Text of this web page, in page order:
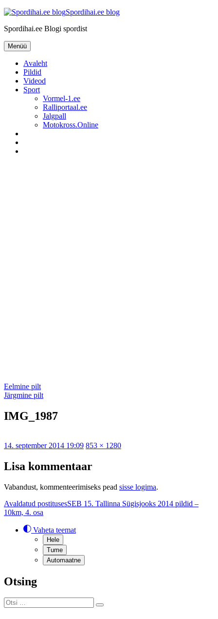
Liigu
juurde
Spordihai.ee blog
Spordihai.ee Blogi spordist
Menüü
Avaleht
Pildid
Videod
Sport
Vormel-1.ee
Ralliportaal.ee
Jalgpall
Motokross.Online
Eelmine pilt
Järgmine pilt
IMG_1987
Postitatud
14. september 2014 19:09 Täissuurus
853 × 1280
Lisa kommentaar
Vabandust, kommenteerimiseks pead sisse logima.
Navigeerimine
Avaldatud postitusesSEB 15. Tallinna Sügisjooks 2014 pildid –
10km, 4. osa
Vaheta teemat
Hele
Tume
Automaatne
Otsing
Otsi:
Otsi